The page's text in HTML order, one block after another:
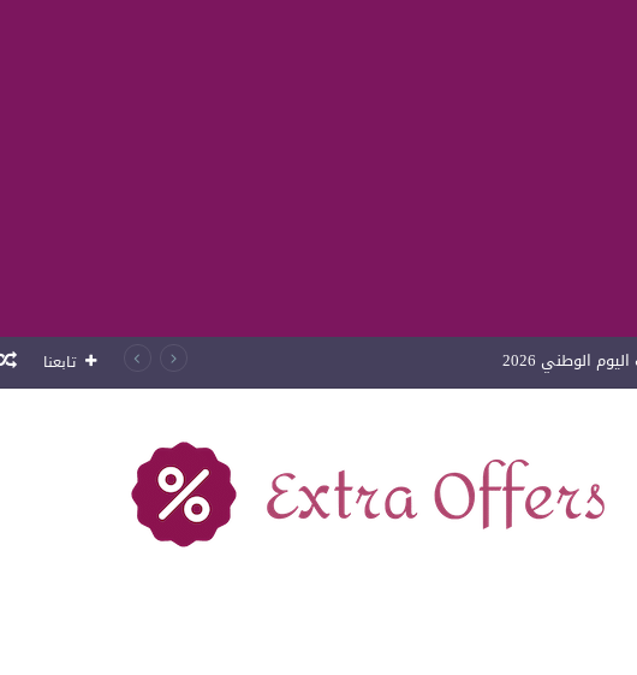
الوطني 2026 تابعنا